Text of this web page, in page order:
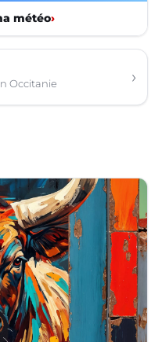
météo›
Occitanie ›